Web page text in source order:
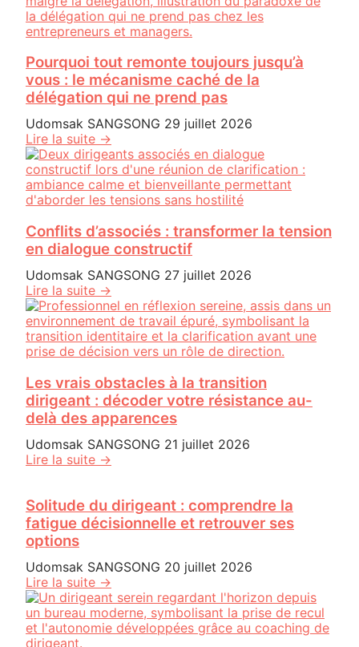
Pourquoi tout remonte toujours jusqu’à
vous : le mécanisme caché de la
délégation qui ne prend pas
Udomsak SANGSONG 29 juillet 2026
Lire la suite →
Conflits d’associés : transformer la tension
en dialogue constructif
Udomsak SANGSONG 27 juillet 2026
Lire la suite →
Les vrais obstacles à la transition
dirigeant : décoder votre résistance au-
delà des apparences
Udomsak SANGSONG 21 juillet 2026
Lire la suite →
Solitude du dirigeant : comprendre la
fatigue décisionnelle et retrouver ses
options
Udomsak SANGSONG 20 juillet 2026
Lire la suite →